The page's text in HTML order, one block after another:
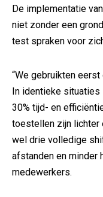
De implementatie
niet zonder een
test spraken voor
“We gebruikten
In identieke
30% tijd- en
toestellen zijn lichter
wel drie volledige
afstanden en minder
medewerkers.